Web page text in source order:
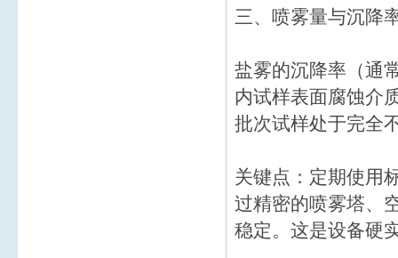
三、喷雾量与沉降
盐雾的沉降率（通
内试样表面腐蚀介
批次试样处于完全
关键点：定期使用
过精密的喷雾塔、
稳定。这是设备硬